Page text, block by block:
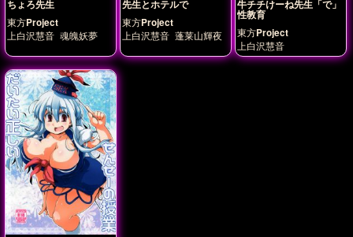
ちょろ先生
東方Project
上白沢慧音 魂魄妖夢
先生とホテルで
東方Project
上白沢慧音 蓬莱山輝夜
牛チチけーね先生「で」
性教育
東方Project
上白沢慧音